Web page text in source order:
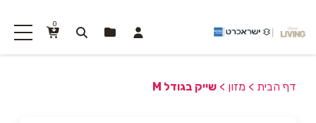
0
דף הבית > מזון > שייק בגודל M